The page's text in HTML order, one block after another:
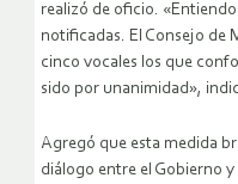
realizó de oficio.
notificadas. El Consejo de
cinco vocales los que
sido por unanimidad»,
Agregó que esta medida
diálogo entre el Gobierno